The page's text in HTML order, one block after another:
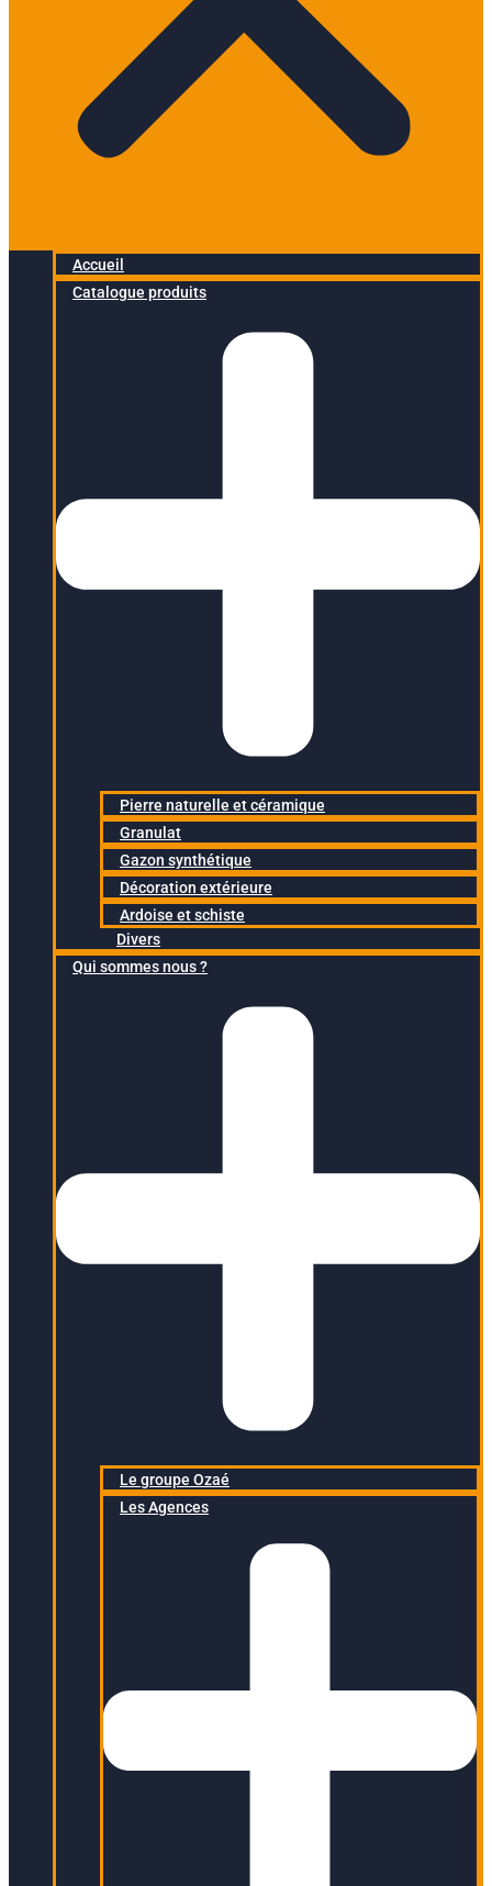
Accueil
Catalogue produits
Pierre naturelle et céramique
Granulat
Gazon synthétique
Décoration extérieure
Ardoise et schiste
Divers
Qui sommes nous ?
Le groupe Ozaé
Les Agences